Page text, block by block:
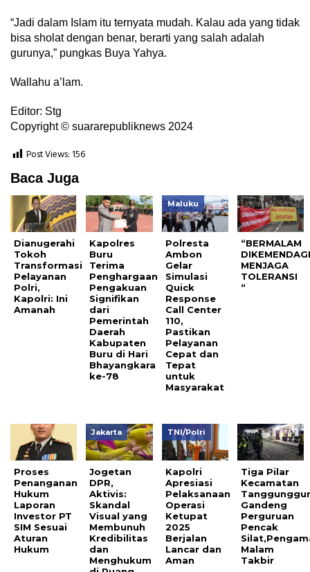
“Jadi dalam Islam itu ternyata mudah. Kalau ada yang tidak
bisa sholat dengan benar, berarti yang salah adalah
gurunya,” pungkas Buya Yahya.
Wallahu a’lam.
Editor: Stg
Copyright © suararepubliknews 2024
Post Views: 156
Baca Juga
Dianugerahi
Tokoh
Transformasi
Pelayanan
Polri,
Kapolri: Ini
Amanah
Kapolres
Buru
Terima
Penghargaan
Pengakuan
Signifikan
dari
Pemerintah
Daerah
Kabupaten
Buru di Hari
Bhayangkara
ke-78
Maluku
Polresta
Ambon
Gelar
Simulasi
Quick
Response
Call Center
110,
Pastikan
Pelayanan
Cepat dan
Tepat
untuk
Masyarakat
“BERMALAM
MENJAGA
TOLERANSI
“
Proses
Penanganan
Hukum
Laporan
Investor PT
SIM Sesuai
Aturan
Hukum
Jakarta
Jogetan
DPR,
Aktivis:
Skandal
Visual yang
Membunuh
Kredibilitas
dan
Menghukum
TNI/Polri
Kapolri
Apresiasi
Pelaksanaan
Operasi
Ketupat
2025
Berjalan
Lancar dan
Aman
Tiga Pilar
Kecamatan
Gandeng
Perguruan
Pencak
Malam
Takbir